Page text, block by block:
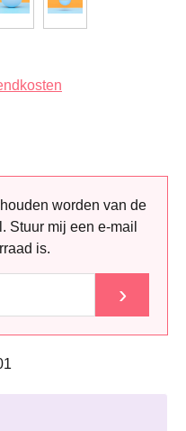
worden van de
Stuur mij een e-mail
is.
›